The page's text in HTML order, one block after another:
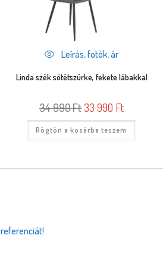
Leírás, fotók, ár
Linda szék sötétszürke, fekete lábakkal
34 990Ft 33 990 Ft
Rögtön a kosárba teszem